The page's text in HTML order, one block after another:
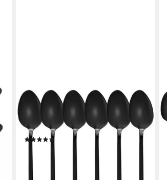
GRÄWE
Suppenlöffel GRÄWE Tafellöffel 6
Stück, Edelstahl - Titan, Serie
LISSABON
19,90 €
(3,32 €/ 1 Stk)